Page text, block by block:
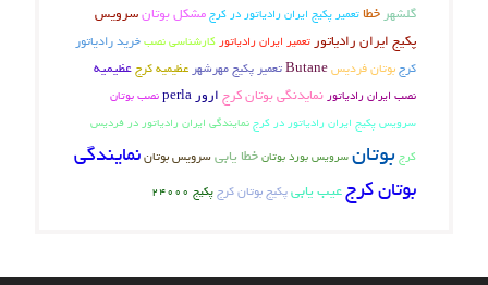
گلشهرخطاتعمیر پکیج ایران رادیاتور در کرجمشکل بوتانسرویس
پکیج ایران رادیاتورتعمیر ایران رادیاتورکارشناسی نصبخرید رادیاتور
کرجبوتان فردیسButaneتعمیر پکیج مهرشهر عظیمیه کرجعظیمیه
نصب ایران رادیاتور نمایدنگی بوتان کرج ارور perla
نصب بوتان
سرویس پکیج ایران رادیاتور در کرجنمایندگی ایران رادیاتور در فردیس
کرج بوتان سرویس بورد بوتان خطا یابیسرویس بوتاننمایندگی
بوتان کرجعیب یابیپکیج بوتان کرج پکیج 24000